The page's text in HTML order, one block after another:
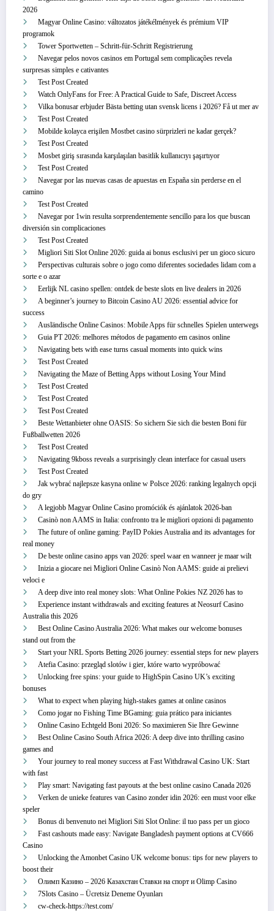
2026
Magyar Online Casino: változatos játékélmények és prémium VIP
programok
Tower Sportwetten – Schritt‑für‑Schritt Registrierung
Navegar pelos novos casinos em Portugal sem complicações revela
surpresas simples e cativantes
Test Post Created
Watch OnlyFans for Free: A Practical Guide to Safe, Discreet Access
Vilka bonusar erbjuder Bästa betting utan svensk licens i 2026? Få ut mer av
Test Post Created
Mobilde kolayca erişilen Mostbet casino sürprizleri ne kadar gerçek?
Test Post Created
Mosbet giriş sırasında karşılaşılan basitlik kullanıcıyı şaşırtıyor
Test Post Created
Navegar por las nuevas casas de apuestas en España sin perderse en el
camino
Test Post Created
Navegar por 1win resulta sorprendentemente sencillo para los que buscan
diversión sin complicaciones
Test Post Created
Migliori Siti Slot Online 2026: guida ai bonus esclusivi per un gioco sicuro
Perspectivas culturais sobre o jogo como diferentes sociedades lidam com a
sorte e o azar
Eerlijk NL casino spellen: ontdek de beste slots en live dealers in 2026
A beginner’s journey to Bitcoin Casino AU 2026: essential advice for
success
Ausländische Online Casinos: Mobile Apps für schnelles Spielen unterwegs
Guia PT 2026: melhores métodos de pagamento em casinos online
Navigating bets with ease turns casual moments into quick wins
Test Post Created
Navigating the Maze of Betting Apps without Losing Your Mind
Test Post Created
Test Post Created
Test Post Created
Beste Wettanbieter ohne OASIS: So sichern Sie sich die besten Boni für
Fußballwetten 2026
Test Post Created
Navigating 9kboss reveals a surprisingly clean interface for casual users
Test Post Created
Jak wybrać najlepsze kasyna online w Polsce 2026: ranking legalnych opcji
do gry
A legjobb Magyar Online Casino promóciók és ajánlatok 2026-ban
Casinò non AAMS in Italia: confronto tra le migliori opzioni di pagamento
The future of online gaming: PayID Pokies Australia and its advantages for
real money
De beste online casino apps van 2026: speel waar en wanneer je maar wilt
Inizia a giocare nei Migliori Online Casinò Non AAMS: guide ai prelievi
veloci e
A deep dive into real money slots: What Online Pokies NZ 2026 has to
Experience instant withdrawals and exciting features at Neosurf Casino
Australia this 2026
Best Online Casino Australia 2026: What makes our welcome bonuses
stand out from the
Start your NRL Sports Betting 2026 journey: essential steps for new players
Atefia Casino: przegląd slotów i gier, które warto wypróbować
Unlocking free spins: your guide to HighSpin Casino UK’s exciting
bonuses
What to expect when playing high-stakes games at online casinos
Como jogar no Fishing Time BGaming: guia prático para iniciantes
Online Casino Echtgeld Boni 2026: So maximieren Sie Ihre Gewinne
Best Online Casino South Africa 2026: A deep dive into thrilling casino
games and
Your journey to real money success at Fast Withdrawal Casino UK: Start
with fast
Play smart: Navigating fast payouts at the best online casino Canada 2026
Verken de unieke features van Casino zonder idin 2026: een must voor elke
speler
Bonus di benvenuto nei Migliori Siti Slot Online: il tuo pass per un gioco
Fast cashouts made easy: Navigate Bangladesh payment options at CV666
Casino
Unlocking the Amonbet Casino UK welcome bonus: tips for new players to
boost their
Олимп Казино – 2026 Казахстан Ставки на спорт и Olimp Casino
7Slots Casino – Ücretsiz Deneme Oyunları
cw-check-https://test.com/